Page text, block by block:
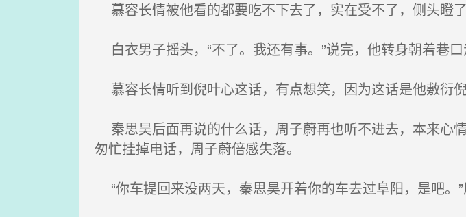
慕容长情被他看的都要吃不下去了，实在受不了，侧头瞪了
白衣男子摇头，“不了。我还有事。”说完，他转身朝着巷口
慕容长情听到倪叶心这话，有点想笑，因为这话是他敷衍倪
秦思昊后面再说的什么话，周子蔚再也听不进去，本来心
匆忙挂掉电话，周子蔚倍感失落。
“你车提回来没两天，秦思昊开着你的车去过阜阳，是吧。”